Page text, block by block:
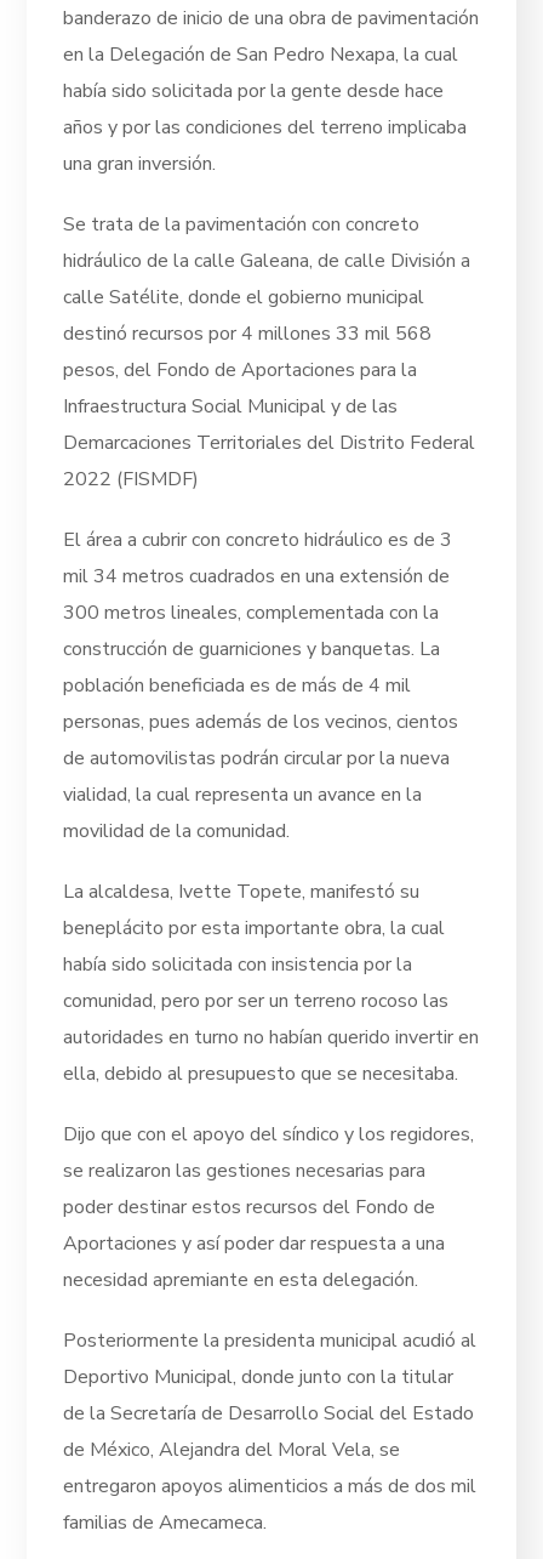
banderazo de inicio de una obra de pavimentación
en la Delegación de San Pedro Nexapa, la cual
había sido solicitada por la gente desde hace
años y por las condiciones del terreno implicaba
una gran inversión.
Se trata de la pavimentación con concreto
hidráulico de la calle Galeana, de calle División a
calle Satélite, donde el gobierno municipal
destinó recursos por 4 millones 33 mil 568
pesos, del Fondo de Aportaciones para la
Infraestructura Social Municipal y de las
Demarcaciones Territoriales del Distrito Federal
2022 (FISMDF)
El área a cubrir con concreto hidráulico es de 3
mil 34 metros cuadrados en una extensión de
300 metros lineales, complementada con la
construcción de guarniciones y banquetas. La
población beneficiada es de más de 4 mil
personas, pues además de los vecinos, cientos
de automovilistas podrán circular por la nueva
vialidad, la cual representa un avance en la
movilidad de la comunidad.
La alcaldesa, Ivette Topete, manifestó su
beneplácito por esta importante obra, la cual
había sido solicitada con insistencia por la
comunidad, pero por ser un terreno rocoso las
autoridades en turno no habían querido invertir en
ella, debido al presupuesto que se necesitaba.
Dijo que con el apoyo del síndico y los regidores,
se realizaron las gestiones necesarias para
poder destinar estos recursos del Fondo de
Aportaciones y así poder dar respuesta a una
necesidad apremiante en esta delegación.
Posteriormente la presidenta municipal acudió al
Deportivo Municipal, donde junto con la titular
de la Secretaría de Desarrollo Social del Estado
de México, Alejandra del Moral Vela, se
entregaron apoyos alimenticios a más de dos mil
familias de Amecameca.